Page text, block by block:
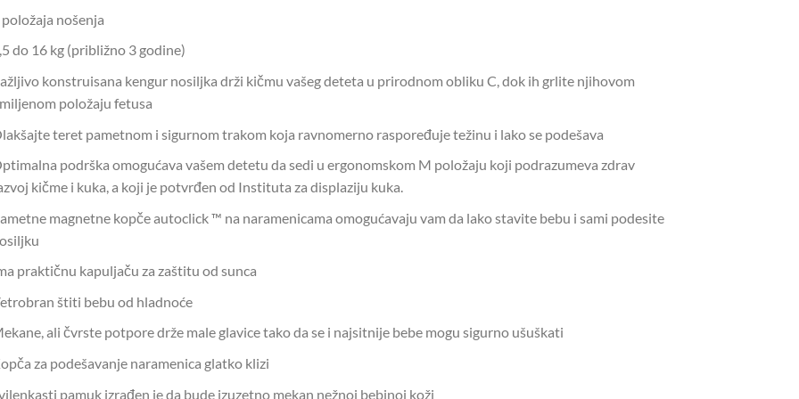
nošenja
do 16 kg (približno 3 godine)
konstruisana kengur nosiljka drži kičmu vašeg deteta u prirodnom obliku C, dok ih grlite njihovom
položaju fetusa
teret pametnom i sigurnom trakom koja ravnomerno raspoređuje težinu i lako se podešava
podrška omogućava vašem detetu da sedi u ergonomskom M položaju koji podrazumeva zdrav
kičme i kuka, a koji je potvrđen od Instituta za displaziju kuka.
magnetne kopče autoclick ™ na naramenicama omogućavaju vam da lako stavite bebu i sami podesite
praktičnu kapuljaču za zaštitu od sunca
štiti bebu od hladnoće
ali čvrste potpore drže male glavice tako da se i najsitnije bebe mogu sigurno ušuškati
za podešavanje naramenica glatko klizi
pamuk izrađen je da bude izuzetno mekan nežnoj bebinoj koži